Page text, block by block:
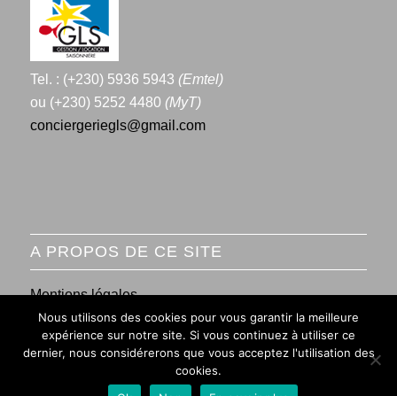
Tel. : (+230) 5936 5943 (Emtel)
ou (+230) 5252 4480 (MyT)
conciergeriegls@gmail.com
A PROPOS DE CE SITE
Mentions légales
Conditions générales de vente
Nous utilisons des cookies pour vous garantir la meilleure
expérience sur notre site. Si vous continuez à utiliser ce
dernier, nous considérerons que vous acceptez l'utilisation des
cookies.